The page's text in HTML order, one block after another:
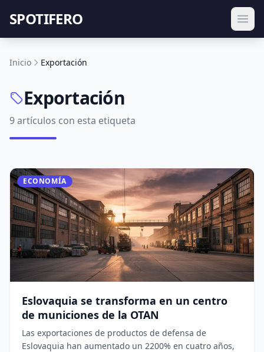
SPOTIFERO
Inicio Exportación
Exportación
9 artículos con esta etiqueta
ECONOMÍA
Eslovaquia se transforma en un centro
de municiones de la OTAN
Las exportaciones de productos de defensa de
Eslovaquia han aumentado un 2200% en cuatro años,